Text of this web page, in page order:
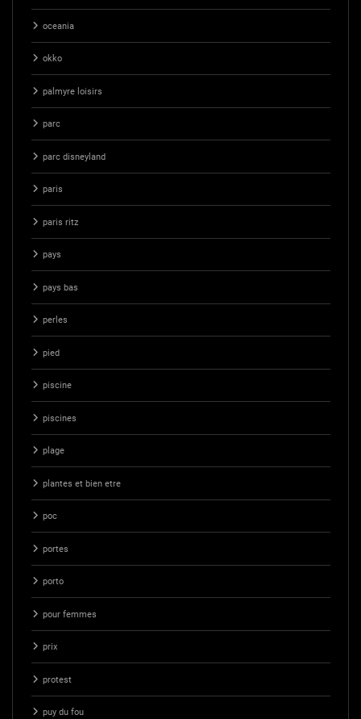
oceania
okko
palmyre loisirs
parc
parc disneyland
paris
paris ritz
pays
pays bas
perles
pied
piscine
piscines
plage
plantes et bien etre
poc
portes
porto
pour femmes
prix
protest
puy du fou